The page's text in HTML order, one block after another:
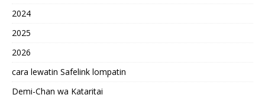
2024
2025
2026
cara lewatin Safelink lompatin
Demi-Chan wa Kataritai